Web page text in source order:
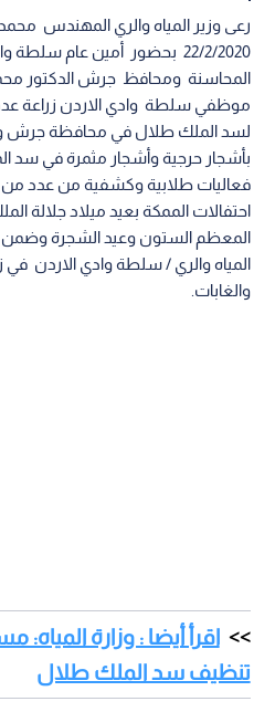
رعى وزير المياه والري المهندس محمد
22/2/2020 بحضور أمين عام
المحاسنة ومحافظ جرش الدكتور
موظفي سلطة وادي الاردن زراعة
لسد الملك طلال في محافظة جرش
بأشجار حرجية وأشجار مثمرة في سد
فعاليات طلابية وكشفية من عدد
احتفالات الممكة بعيد ميلاد جلالة
المعظم الستون وعيد الشجرة وضمن
المياه والري / سلطة وادي الاردن في
والغابات.
اقرأ أيضا : وزارة
تنظيف سد الملك طلال